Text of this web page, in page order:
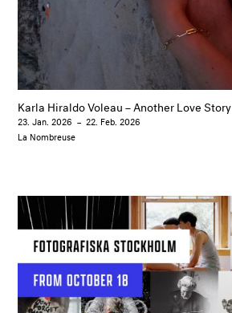
Karla Hiraldo Voleau – Another Love Story
23. Jan. 2026 –22. Feb. 2026
La Nombreuse